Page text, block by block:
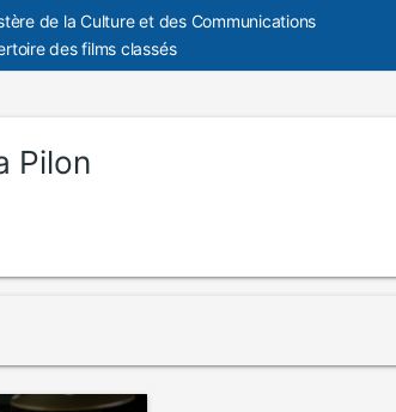
de la Culture et des Communications
des films classés
Pilon